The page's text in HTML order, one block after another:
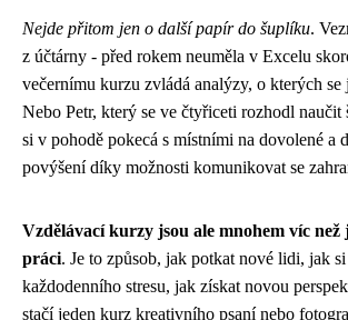
Nejde přitom jen o další papír do šuplíku.
z účtárny - před rokem neuměla v Excelu
večernímu kurzu zvládá analýzy, o kterých
Nebo Petr, který se ve čtyřiceti rozhodl naučit
si v pohodě pokecá s místními na dovolené a
povýšení díky možnosti komunikovat se
Vzdělávací kurzy jsou ale mnohem víc než
práci. Je to způsob, jak potkat nové lidi, jak
každodenního stresu, jak získat novou
stačí jeden kurz kreativního psaní nebo